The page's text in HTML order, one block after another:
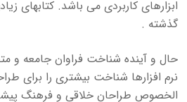
ابزارهای کاربردی می باشد.
گذشته .
حال و آینده شناخت فراوان جامعه و
نرم افزارها شناخت بیشتری را برای
الخصوص طراحان خلاقی و فرهنگ